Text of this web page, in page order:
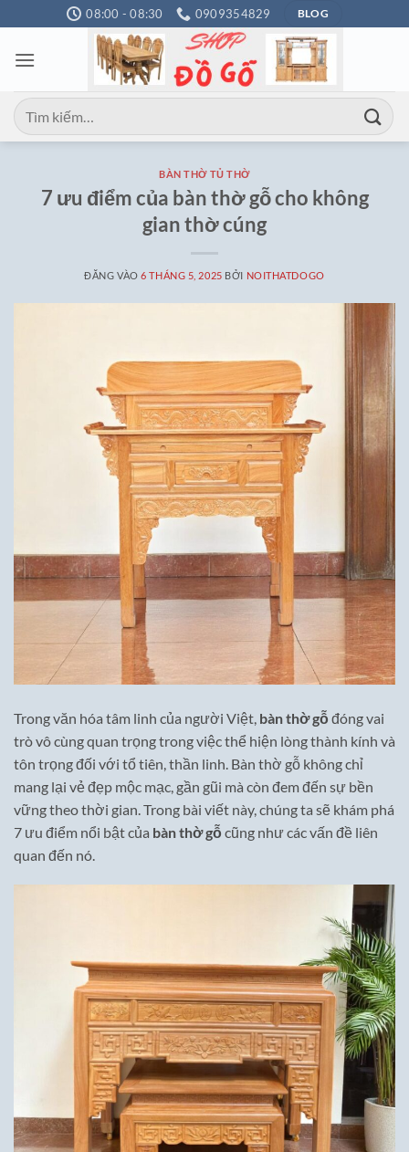
qua
nội
08:00 - 08:30 0909354829 BLOG
Tìm
kiếm:
BÀN THỜ TỦ THỜ
7 ưu điểm của bàn thờ gỗ cho không
gian thờ cúng
ĐĂNG VÀO6 THÁNG 5, 2025 BỞI NOITHATDOGO
Trong văn hóa tâm linh của người Việt, bàn thờ gỗ đóng vai
trò vô cùng quan trọng trong việc thể hiện lòng thành kính và
tôn trọng đối với tổ tiên, thần linh. Bàn thờ gỗ không chỉ
mang lại vẻ đẹp mộc mạc, gần gũi mà còn đem đến sự bền
vững theo thời gian. Trong bài viết này, chúng ta sẽ khám phá
7 ưu điểm nổi bật của bàn thờ gỗ cũng như các vấn đề liên
quan đến nó.